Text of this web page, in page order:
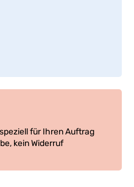
für Ihren Auftrag
kein Widerruf